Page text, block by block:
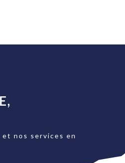
nos services en